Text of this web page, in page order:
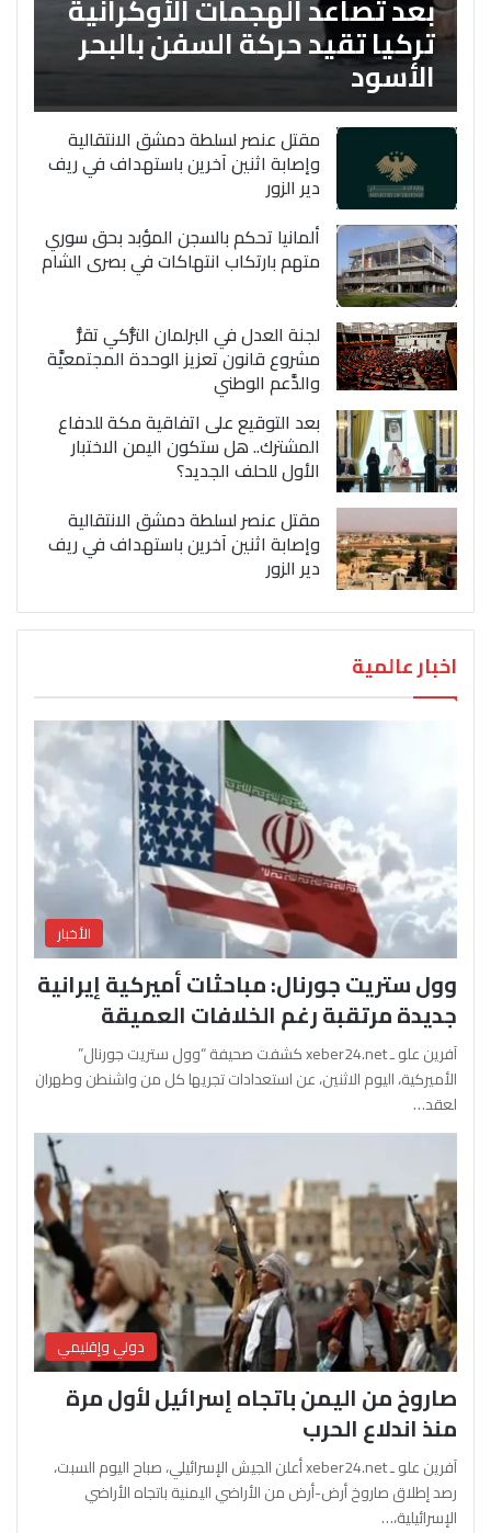
تركيا تقيد حركة السفن بالبحر
الأسود
مقتل عنصر لسلطة دمشق الانتقالية
وإصابة اثنين آخرين باستهداف في ريف
دير الزور
ألمانيا تحكم بالسجن المؤبد بحق سوري
متهم بارتكاب انتهاكات في بصرى الشام
لجنة العدل في البرلمان التُّركي تقرُّ
مشروع قانون تعزيز الوحدة المجتمعيَّة
والدَّعم الوطني
بعد التوقيع على اتفاقية مكة للدفاع
المشترك.. هل ستكون اليمن الاختبار
الأول للحلف الجديد؟
مقتل عنصر لسلطة دمشق الانتقالية
وإصابة اثنين آخرين باستهداف في ريف
دير الزور
اخبار عالمية
الأخبار
وول ستريت جورنال: مباحثات أميركية إيرانية
جديدة مرتقبة رغم الخلافات العميقة
آفرين علو ـ xeber24.net كشفت صحيفة “وول ستريت جورنال”
الأميركية، اليوم الاثنين، عن استعدادات تجريها كل من واشنطن وطهران
لعقد…
دولي وإقليمي
صاروخ من اليمن باتجاه إسرائيل لأول مرة
منذ اندلاع الحرب
آفرين علو ـ xeber24.net أعلن الجيش الإسرائيلي، صباح اليوم السبت،
رصد إطلاق صاروخ أرض-أرض من الأراضي اليمنية باتجاه الأراضي
الإسرائيلية،…